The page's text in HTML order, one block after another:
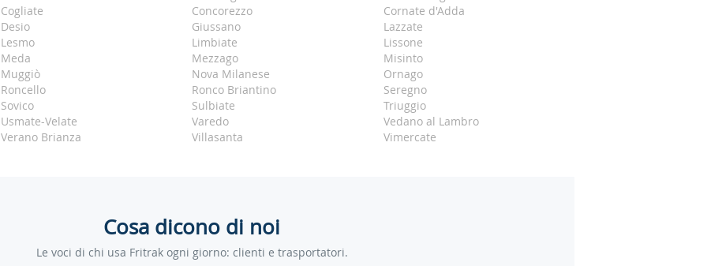
Cogliate Concorezzo
Cornate d'Adda
Desio Giussano
Lazzate
Lesmo Limbiate
Lissone
Meda Mezzago
Misinto
Muggiò Nova Milanese
Ornago
Roncello Ronco Briantino
Seregno
Sovico Sulbiate
Triuggio
Usmate-Velate Varedo
Vedano al Lambro
Verano Brianza Villasanta Vimercate
Cosa dicono di noi
Le voci di chi usa Fritrak ogni giorno: clienti e trasportatori.